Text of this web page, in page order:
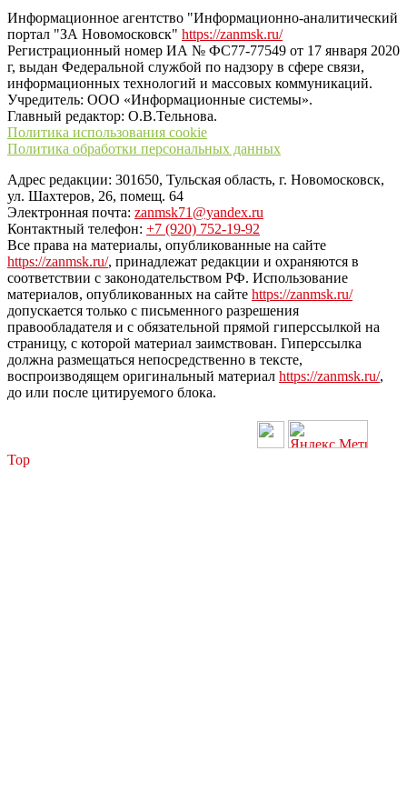
Информационное агентство "Информационно-аналитический
портал "ЗА Новомосковск" https://zanmsk.ru/
Регистрационный номер ИА № ФС77-77549 от 17 января 2020
г, выдан Федеральной службой по надзору в сфере связи,
информационных технологий и массовых коммуникаций.
Учредитель: ООО «Информационные системы».
Главный редактор: О.В.Тельнова.
Политика использования cookie
Политика обработки персональных данных
Адрес редакции: 301650, Тульская область, г. Новомосковск,
ул. Шахтеров, 26, помещ. 64
Электронная почта: zanmsk71@yandex.ru
Контактный телефон: +7 (920) 752-19-92
Все права на материалы, опубликованные на сайте
https://zanmsk.ru/, принадлежат редакции и охраняются в
соответствии с законодательством РФ. Использование
материалов, опубликованных на сайте https://zanmsk.ru/
допускается только с письменного разрешения
правообладателя и с обязательной прямой гиперссылкой на
страницу, с которой материал заимствован. Гиперссылка
должна размещаться непосредственно в тексте,
воспроизводящем оригинальный материал https://zanmsk.ru/,
до или после цитируемого блока.
Top